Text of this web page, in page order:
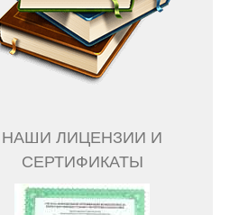
НАШИ ЛИЦЕНЗИИ И
СЕРТИФИКАТЫ